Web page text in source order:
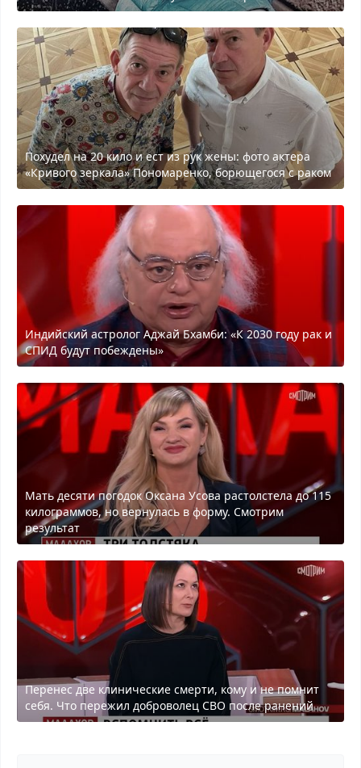
Похудел на 20 кило и ест из рук жены: фото актера
«Кривого зеркала» Пономаренко, борющегося с раком
Индийский астролог Аджай Бхамби: «К 2030 году рак и
СПИД будут побеждены»
Мать десяти погодок Оксана Усова растолстела до 115
килограммов, но вернулась в форму. Смотрим
результат
Перенес две клинические смерти, кому и не помнит
себя. Что пережил доброволец СВО после ранений